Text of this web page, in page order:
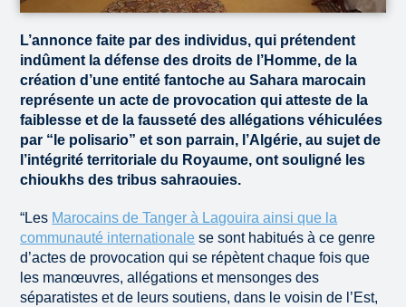
L’annonce faite par des individus, qui prétendent
indûment la défense des droits de l’Homme, de la
création d’une entité fantoche au Sahara marocain
représente un acte de provocation qui atteste de la
faiblesse et de la fausseté des allégations véhiculées
par “le polisario” et son parrain, l’Algérie, au sujet de
l’intégrité territoriale du Royaume, ont souligné les
chioukhs des tribus sahraouies.
“Les Marocains de Tanger à Lagouira ainsi que la
communauté internationale se sont habitués à ce genre
d’actes de provocation qui se répètent chaque fois que
les manœuvres, allégations et mensonges des
séparatistes et de leurs soutiens, dans le voisin de l’Est,